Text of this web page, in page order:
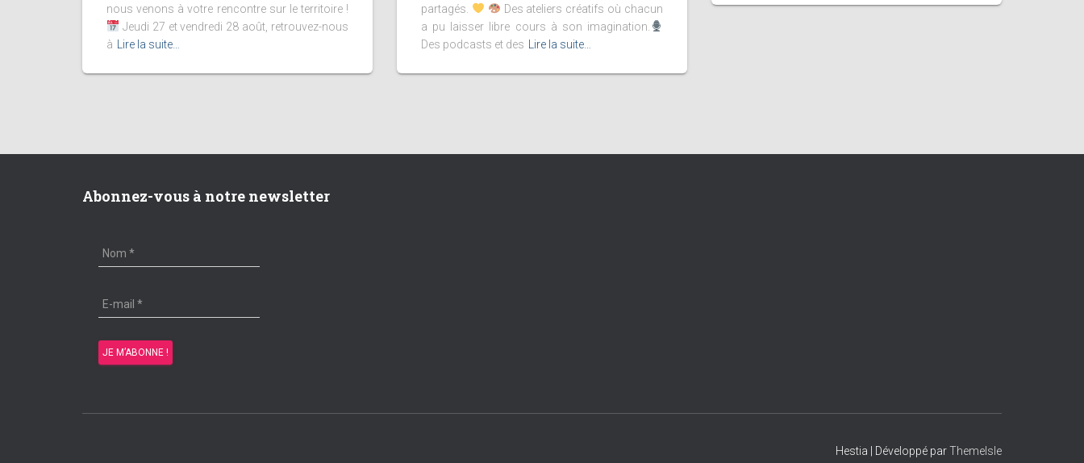
nous venons à votre rencontre sur le territoire !
Jeudi 27 et vendredi 28 août, retrouvez-nous
à
Lire la suite…
partagés.
Des ateliers créatifs où chacun
a pu laisser libre cours à son imagination.
Des podcasts et des
Lire la suite…
Abonnez-vous à notre newsletter
Hestia | Développé parThemeIsle